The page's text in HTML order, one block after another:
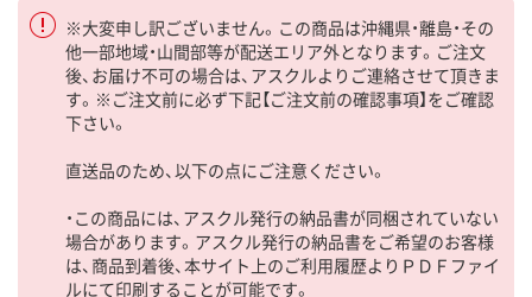
※大変申し訳ございません。この商品は沖縄県・離島・その
他一部地域・山間部等が配送エリア外となります。ご注文
後、お届け不可の場合は、アスクルよりご連絡させて頂きま
す。※ご注文前に必ず下記【ご注文前の確認事項】をご確認
下さい。
直送品のため、以下の点にご注意ください。
・この商品には、アスクル発行の納品書が同梱されていない
場合があります。アスクル発行の納品書をご希望のお客様
は、商品到着後、本サイト上のご利用履歴よりＰＤＦファイ
ルにて印刷することが可能です。